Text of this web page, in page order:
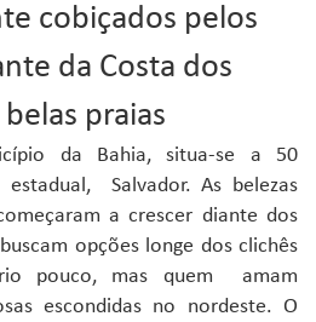
cobiçados pelos
da Costa dos
praias
da Bahia, situa-se a 50
Salvador. As belezas
a crescer diante dos
opções longe dos clichês
pouco, mas quem amam
escondidas no nordeste. O